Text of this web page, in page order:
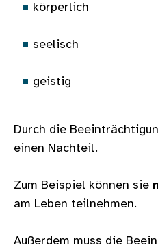
körperlich
seelisch
geistig
Durch die
einen Nachteil.
Zum Beispiel können sie
am Leben teilnehmen.
Außerdem muss die